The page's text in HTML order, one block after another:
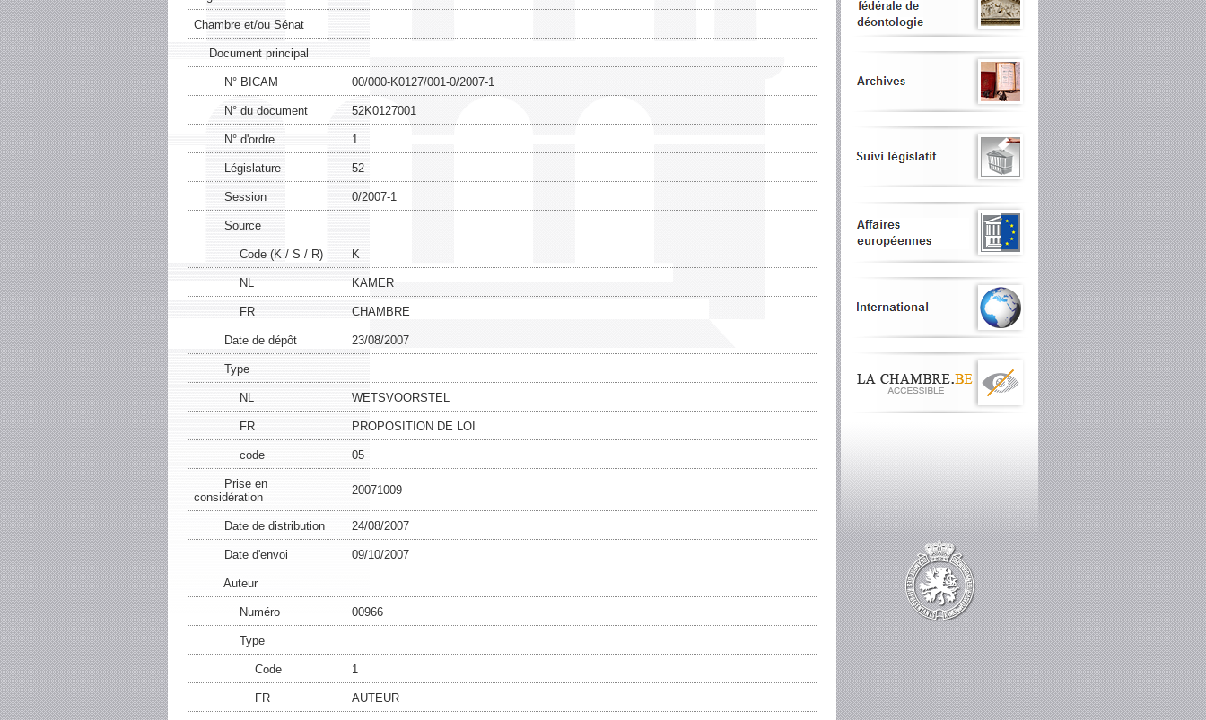
Chambre et/ou Sénat
Document principal
N° BICAM 00/000-K0127/001-0/2007-1
N° du document 52K0127001
N° d'ordre 1
Législature 52
Session 0/2007-1
Source
Code (K / S / R) K
NL KAMER
FR CHAMBRE
Date de dépôt 23/08/2007
Type
NL WETSVOORSTEL
FR PROPOSITION DE LOI
code 05
Prise en
considération
20071009
Date de distribution 24/08/2007
Date d'envoi 09/10/2007
Auteur
Numéro 00966
Type
Code 1
FR AUTEUR